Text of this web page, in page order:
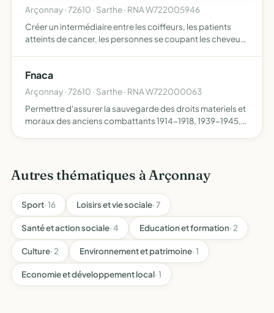
Arçonnay · 72610 · Sarthe · RNA W722005946
Créer un intermédiaire entre les coiffeurs, les patients
atteints de cancer, les personnes se coupant les cheveux
Fnaca
Arçonnay · 72610 · Sarthe · RNA W722000063
Permettre d'assurer la sauvegarde des droits materiels et
moraux des anciens combattants 1914-1918, 1939-1945,
Autres thématiques à Arçonnay
Sport· 16 Loisirs et vie sociale· 7
Santé et action sociale· 4 Education et formation· 2
Culture· 2 Environnement et patrimoine· 1
Economie et développement local· 1